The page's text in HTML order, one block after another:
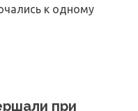
к одному
при